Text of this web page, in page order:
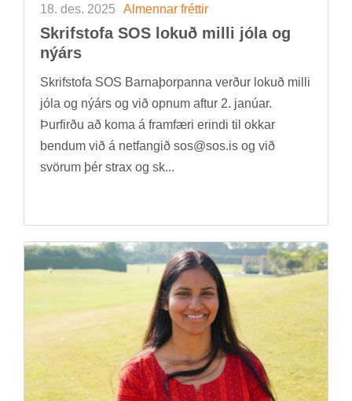
18. des. 2025 Al­menn­ar frétt­ir
Skrif­stofa SOS lok­uð milli jóla og
ný­árs
Skrif­stofa SOS Barna­þorp­anna verð­ur lok­uð milli
jóla og ný­árs og við opn­um aft­ur 2. janú­ar.
Þurf­irðu að koma á fram­færi er­indi til okk­ar
bend­um við á net­fang­ið sos@sos.is og við
svör­um þér strax og sk...